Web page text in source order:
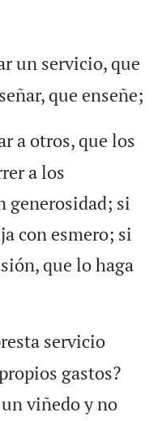
un servicio, que
que enseñe;
a otros, que los
a los
generosidad; si
con esmero; si
que lo haga
servicio
gastos?
viñedo y no